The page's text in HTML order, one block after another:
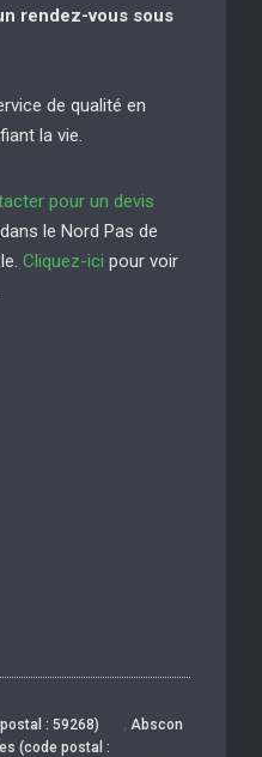
rendez-vous sous
de qualité en
la vie.
pour un devis
le Nord Pas de
Cliquez-ici pour voir
: 59268) , Abscon
(code postal :